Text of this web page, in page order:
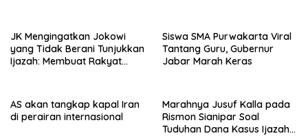
JK Mengingatkan Jokowi
yang Tidak Berani Tunjukkan
Ijazah: Membuat Rakyat
Siswa SMA Purwakarta Viral
Tantang Guru, Gubernur
Jabar Marah Keras
AS akan tangkap kapal Iran
di perairan internasional
Marahnya Jusuf Kalla pada
Rismon Sianipar Soal
Tuduhan Dana Kasus Ijazah